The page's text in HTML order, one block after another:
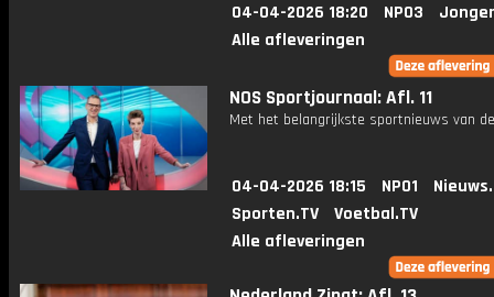
04-04-2026 18:20 NPO3
Alle afleveringen
NOS Sportjournaal: Afl. 11
Met het belangrijkste sportnieuws van
04-04-2026 18:15 NPO1
Sporten.TV
Voetbal.TV
Alle afleveringen